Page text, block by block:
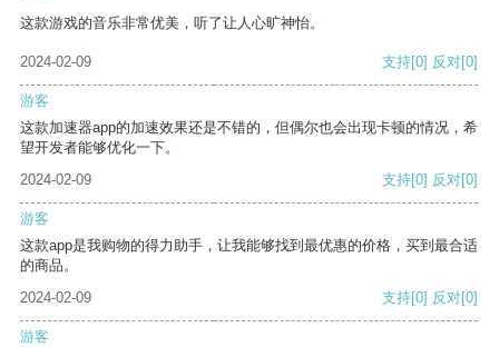
这款游戏的音乐非常优美，听了让人心旷神怡。
2024-02-09 支持[0] 反对[0]
游客
这款加速器app的加速效果还是不错的，但偶尔也会出现卡顿的情况，希
望开发者能够优化一下。
2024-02-09
支持[0] 反对[0]
游客
这款app是我购物的得力助手，让我能够找到最优惠的价格，买到最合适
的商品。
2024-02-09
支持[0] 反对[0]
游客